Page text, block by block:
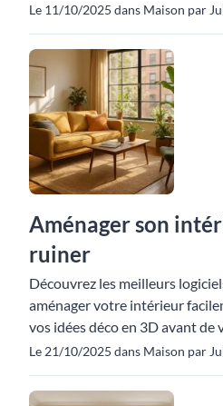
Le 11/10/2025 dans Maison par
Aménager son
ruiner
Découvrez les meilleurs
aménager votre intérieur
vos idées déco en 3D avant de
Le 21/10/2025 dans Maison par